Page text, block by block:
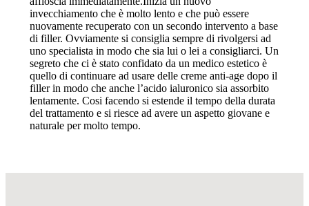
invecchiamento che è molto lento e che può essere
nuovamente recuperato con un secondo intervento a base
di filler. Ovviamente si consiglia sempre di rivolgersi ad
uno specialista in modo che sia lui o lei a consigliarci. Un
segreto che ci è stato confidato da un medico estetico è
quello di continuare ad usare delle creme anti-age dopo il
filler in modo che anche l’acido ialuronico sia assorbito
lentamente. Cosi facendo si estende il tempo della durata
del trattamento e si riesce ad avere un aspetto giovane e
naturale per molto tempo.